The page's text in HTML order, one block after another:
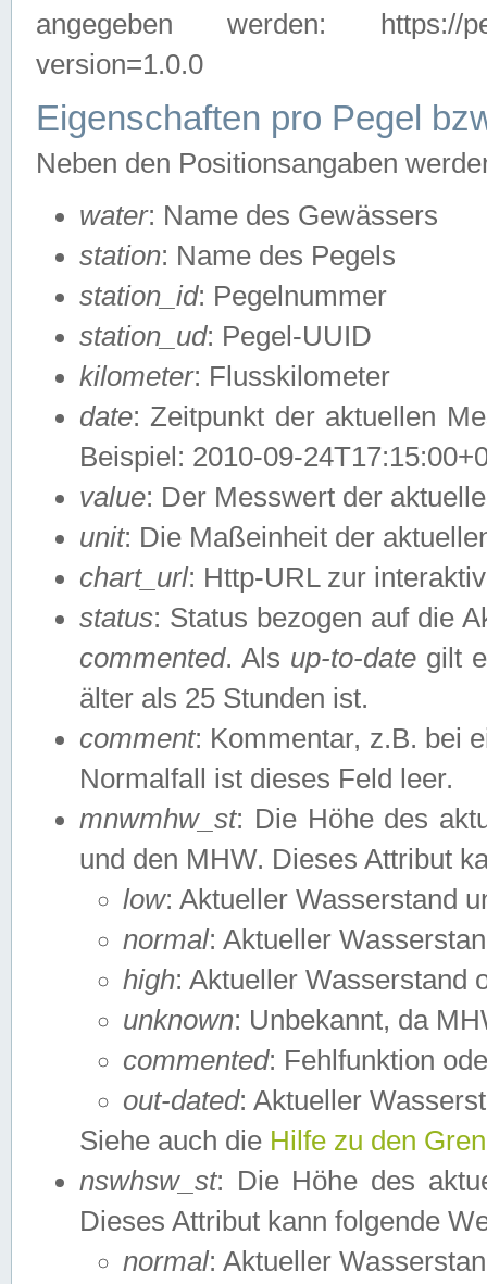
angegeben werden: https://
version=1.0.0
Eigenschaften pro Pegel
Neben den Positionsangaben
water: Name des Gewässers
station: Name des Pegels
station_id: Pegelnummer
station_ud: Pegel-UUID
kilometer: Flusskilometer
date: Zeitpunkt der aktuellen
Beispiel: 2010-09-
value: Der Messwert der
unit: Die Maßeinheit der
chart_url: Http-URL zur
status: Status bezogen auf die
commented. Als up-to-date gilt
älter als 25 Stunden ist.
comment: Kommentar, z.B. bei
Normalfall ist dieses Feld leer.
mnwmhw_st: Die Höhe des
und den MHW. Dieses Attribut
low: Aktueller Wasserstand
normal: Aktueller
high: Aktueller Wasserstand
unknown: Unbekannt, da
commented: Fehlfunktion
out-dated: Aktueller
Siehe auch die Hilfe zu den
nswhsw_st: Die Höhe des
Dieses Attribut kann folgende
normal: Aktueller